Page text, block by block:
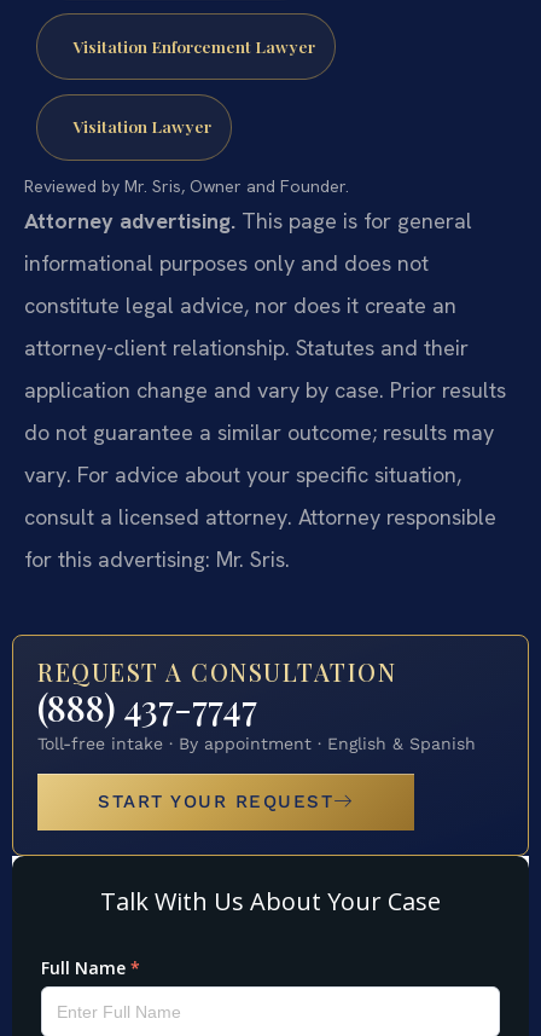
Visitation Enforcement Lawyer
Visitation Lawyer
Reviewed by Mr. Sris, Owner and Founder.
Attorney advertising. This page is for general
informational purposes only and does not
constitute legal advice, nor does it create an
attorney-client relationship. Statutes and their
application change and vary by case. Prior results
do not guarantee a similar outcome; results may
vary. For advice about your specific situation,
consult a licensed attorney. Attorney responsible
for this advertising: Mr. Sris.
REQUEST A CONSULTATION
(888) 437-7747
Toll-free intake · By appointment · English & Spanish
START YOUR REQUEST